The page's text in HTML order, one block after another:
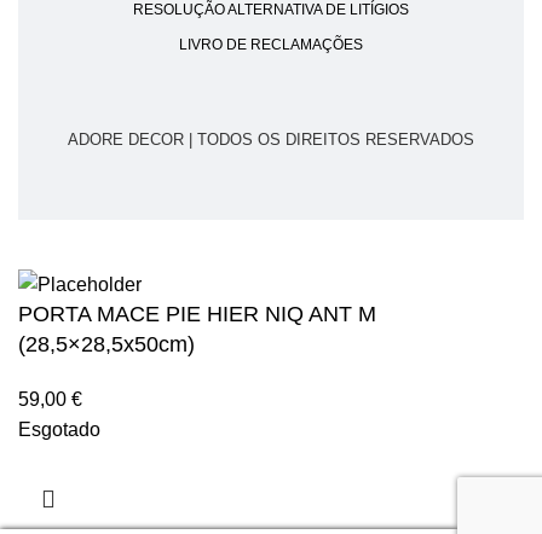
RESOLUÇÃO ALTERNATIVA DE LITÍGIOS
LIVRO DE RECLAMAÇÕES
ADORE DECOR | TODOS OS DIREITOS RESERVADOS
PORTA MACE PIE HIER NIQ ANT M
(28,5×28,5x50cm)
59,00 €
Esgotado